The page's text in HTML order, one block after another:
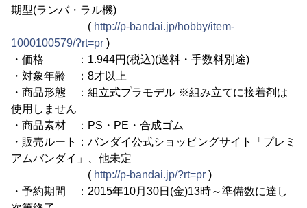
期型(ランバ・ラル機)
( http://p-bandai.jp/hobby/item-
1000100579/?rt=pr )
・価格 ：1.944円(税込)(送料・手数料別途)
・対象年齢 ：8才以上
・商品形態 ：組立式プラモデル ※組み立てに接着剤は
使用しません
・商品素材 ：PS・PE・合成ゴム
・販売ルート：バンダイ公式ショッピングサイト「プレミ
アムバンダイ」、他未定
( http://p-bandai.jp/?rt=pr )
・予約期間 ：2015年10月30日(金)13時～準備数に達し